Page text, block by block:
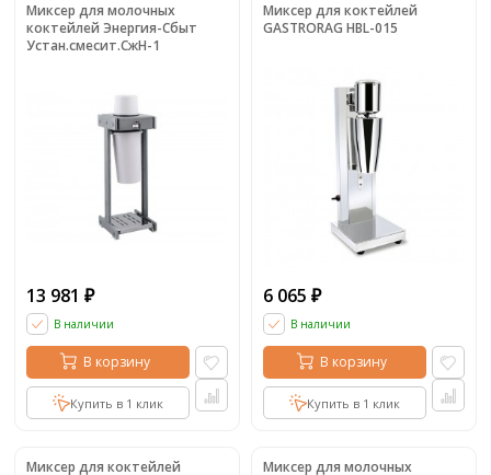
Миксер для молочных
коктейлей Энергия-Сбыт
Устан.смесит.СжН-1
13 981 ₽
В наличии
В корзину
Купить в 1 клик
Миксер для коктейлей
GASTRORAG HBL-015
6 065 ₽
В наличии
В корзину
Купить в 1 клик
Миксер для коктейлей
Миксер для молочных